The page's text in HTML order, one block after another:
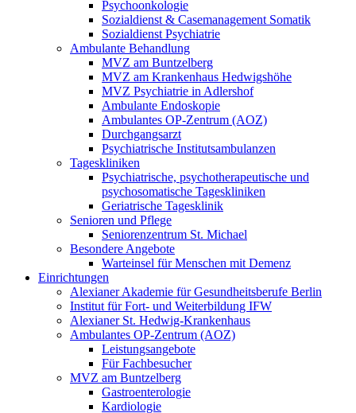
Psychoonkologie
Sozialdienst & Casemanagement Somatik
Sozialdienst Psychiatrie
Ambulante Behandlung
MVZ am Buntzelberg
MVZ am Krankenhaus Hedwigshöhe
MVZ Psychiatrie in Adlershof
Ambulante Endoskopie
Ambulantes OP-Zentrum (AOZ)
Durchgangsarzt
Psychiatrische Institutsambulanzen
Tageskliniken
Psychiatrische, psychotherapeutische und
psychosomatische Tageskliniken
Geriatrische Tagesklinik
Senioren und Pflege
Seniorenzentrum St. Michael
Besondere Angebote
Warteinsel für Menschen mit Demenz
Einrichtungen
Alexianer Akademie für Gesundheitsberufe Berlin
Institut für Fort- und Weiterbildung IFW
Alexianer St. Hedwig-Krankenhaus
Ambulantes OP-Zentrum (AOZ)
Leistungsangebote
Für Fachbesucher
MVZ am Buntzelberg
Gastroenterologie
Kardiologie